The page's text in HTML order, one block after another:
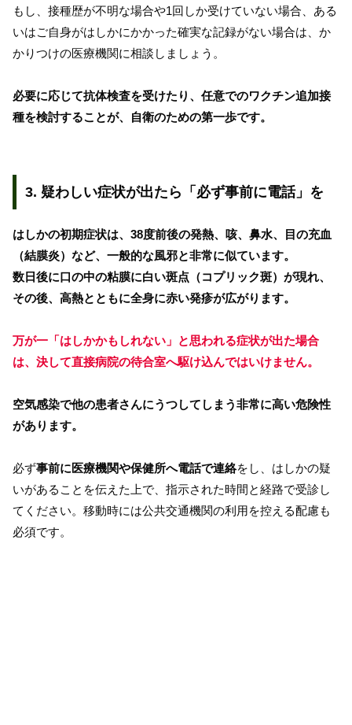
もし、接種歴が不明な場合や1回しか受けていない場合、ある
いはご自身がはしかにかかった確実な記録がない場合は、か
かりつけの医療機関に相談しましょう。
必要に応じて抗体検査を受けたり、任意でのワクチン追加接
種を検討することが、自衛のための第一歩です。
3. 疑わしい症状が出たら「必ず事前に電話」を
はしかの初期症状は、38度前後の発熱、咳、鼻水、目の充血
（結膜炎）など、一般的な風邪と非常に似ています。
数日後に口の中の粘膜に白い斑点（コプリック斑）が現れ、
その後、高熱とともに全身に赤い発疹が広がります。
万が一「はしかかもしれない」と思われる症状が出た場合
は、決して直接病院の待合室へ駆け込んではいけません。
空気感染で他の患者さんにうつしてしまう非常に高い危険性
があります。
必ず事前に医療機関や保健所へ電話で連絡をし、はしかの疑
いがあることを伝えた上で、指示された時間と経路で受診し
てください。移動時には公共交通機関の利用を控える配慮も
必須です。